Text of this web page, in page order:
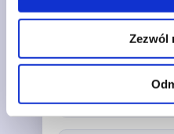
Zezwól